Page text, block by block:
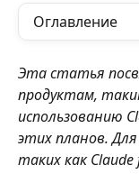
Оглавление
Эта статья
продуктам,
использованию
этих планов.
таких как Claude